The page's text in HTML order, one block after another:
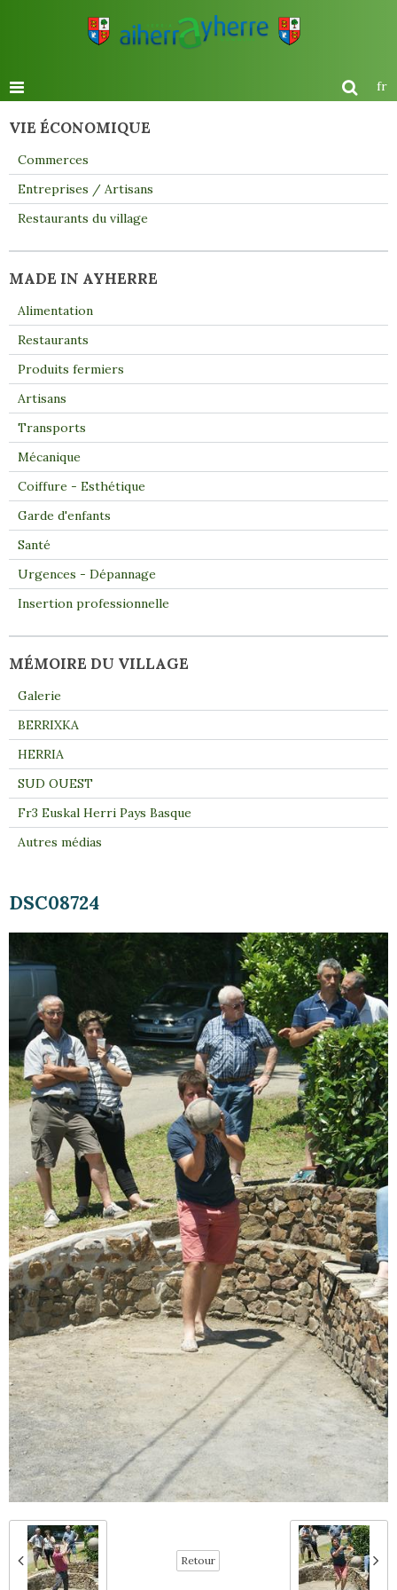
fr
DSC08724
Retour
VIE ÉCONOMIQUE
Commerces
Entreprises / Artisans
Restaurants du village
MADE IN AYHERRE
Alimentation
Restaurants
Produits fermiers
Artisans
Transports
Mécanique
Coiffure - Esthétique
Garde d'enfants
Santé
Urgences - Dépannage
Insertion professionnelle
MÉMOIRE DU VILLAGE
Galerie
BERRIXKA
HERRIA
SUD OUEST
Fr3 Euskal Herri Pays Basque
Autres médias